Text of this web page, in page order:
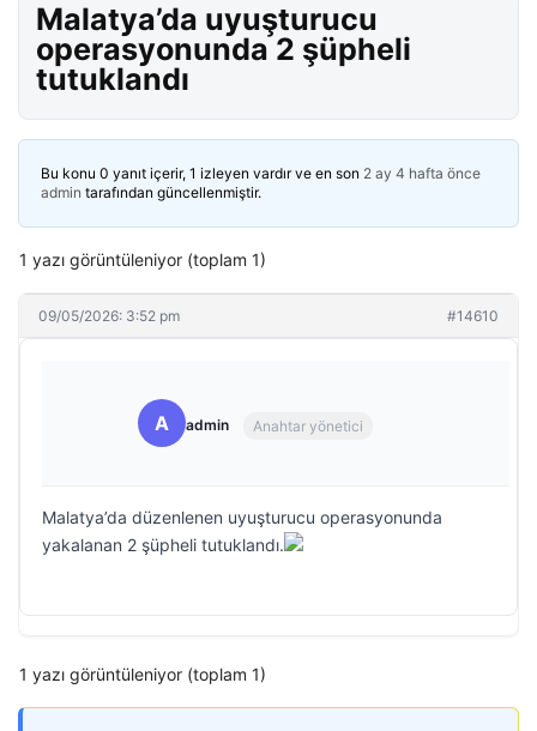
Malatya’da uyuşturucu
operasyonunda 2 şüpheli
tutuklandı
Bu konu 0 yanıt içerir, 1 izleyen vardır ve en son 2 ay 4 hafta önce
admin tarafından güncellenmiştir.
1 yazı görüntüleniyor (toplam 1)
09/05/2026: 3:52 pm #14610
A admin Anahtar yönetici
Malatya’da düzenlenen uyuşturucu operasyonunda
yakalanan 2 şüpheli tutuklandı.
1 yazı görüntüleniyor (toplam 1)